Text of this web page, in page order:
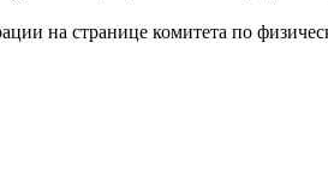
на странице комитета по